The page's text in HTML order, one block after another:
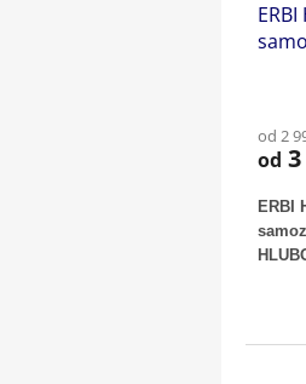
od 2
od
ERBI